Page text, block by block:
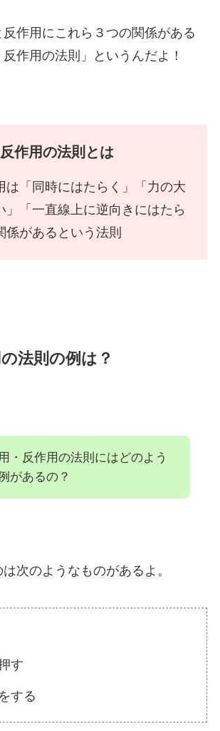
作用にこれら３つの関係がある
作用の法則」というんだよ！
作用の法則とは
は「同時にはたらく」「力の大
」「一直線上に逆向きにはたら
係があるという法則
法則の例は？
・反作用の法則にはどのよう
があるの？
次のようなものがあるよ。
す
する